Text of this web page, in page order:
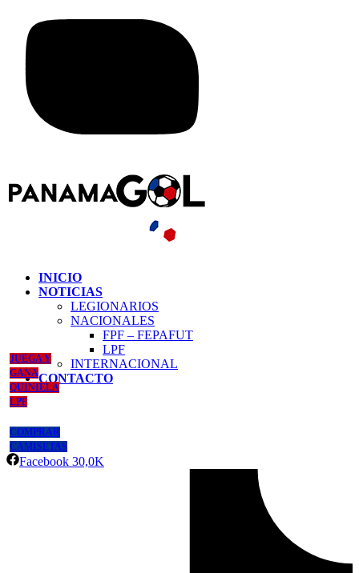
INICIO
NOTICIAS
LEGIONARIOS
NACIONALES
FPF – FEPAFUT
LPF
INTERNACIONAL
CONTACTO
JUEGA Y
GANA
QUINIELA
LPF
COMPRAR
CAMISETAS
Facebook 30,0K